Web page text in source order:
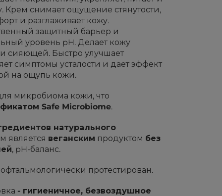
Крем снимает ощущение стянутости,
и разглаживает кожу.
защитный барьер и
уровень pH. Делает кожу
сияющей. Быстро улучшает
симптомы усталости и дает эффект
на ощупь кожи.
микробиома кожи, что
Safe Microbiome.
натурального
является веганским продуктом без
, pH-баланс.
протестирован.
- гигиеничное, безвоздушное